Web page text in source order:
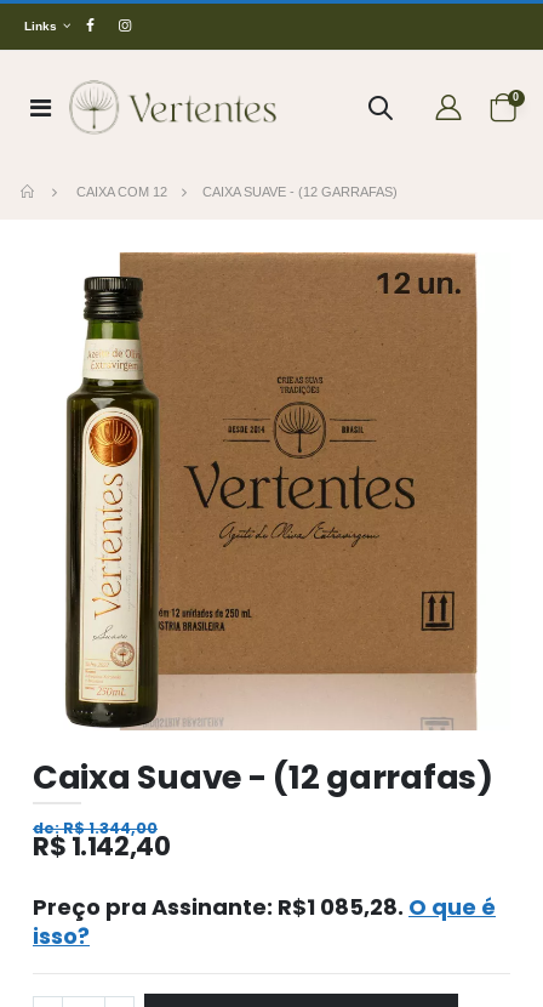
Links
0
CAIXA COM 12 CAIXA SUAVE - (12 GARRAFAS)
Caixa Suave - (12 garrafas)
de: R$ 1.344,00
R$ 1.142,40
Preço pra Assinante: R$1 085,28. O que é
isso?